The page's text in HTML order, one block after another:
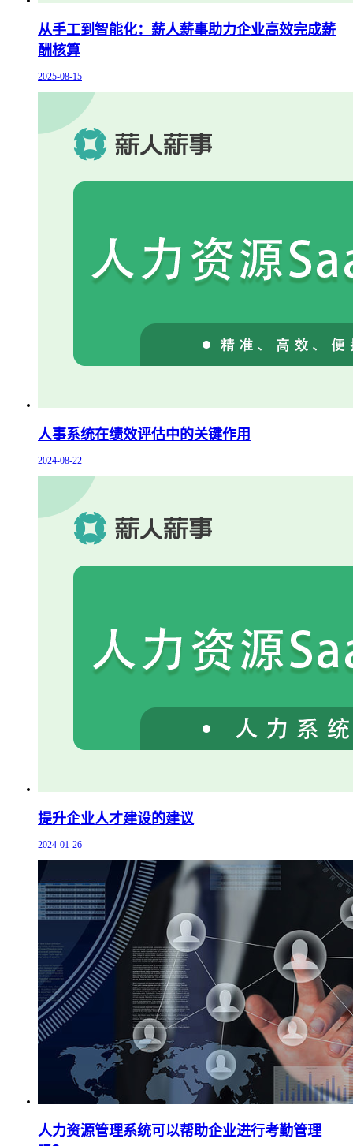
从手工到智能化：薪人薪事助力企业高效完成薪
酬核算
2025-08-15
人事系统在绩效评估中的关键作用
2024-08-22
提升企业人才建设的建议
2024-01-26
人力资源管理系统可以帮助企业进行考勤管理